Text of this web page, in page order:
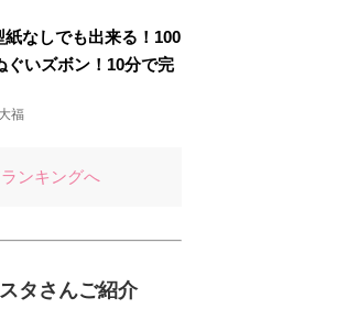
なしでも出来る！100
ぐいズボン！10分で完
福
ンキングへ
タさんご紹介